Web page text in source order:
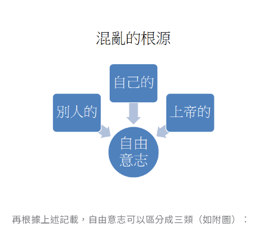
再根據上述記載，自由意志可以區分成三類（如附圖）：